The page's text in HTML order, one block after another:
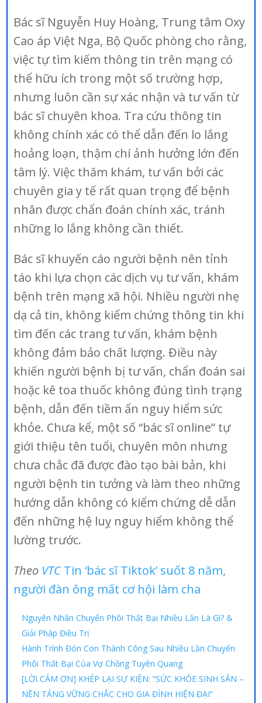
Bác sĩ Nguyễn Huy Hoàng, Trung tâm Oxy
Cao áp Việt Nga, Bộ Quốc phòng cho rằng,
việc tự tìm kiếm thông tin trên mạng có
thể hữu ích trong một số trường hợp,
nhưng luôn cần sự xác nhận và tư vấn từ
bác sĩ chuyên khoa. Tra cứu thông tin
không chính xác có thể dẫn đến lo lắng
hoảng loạn, thậm chí ảnh hưởng lớn đến
tâm lý. Việc thăm khám, tư vấn bởi các
chuyên gia y tế rất quan trọng để bệnh
nhân được chẩn đoán chính xác, tránh
những lo lắng không cần thiết.
Bác sĩ khuyến cáo người bệnh nên tỉnh
táo khi lựa chọn các dịch vụ tư vấn, khám
bệnh trên mạng xã hội. Nhiều người nhẹ
dạ cả tin, không kiểm chứng thông tin khi
tìm đến các trang tư vấn, khám bệnh
không đảm bảo chất lượng. Điều này
khiến người bệnh bị tư vấn, chẩn đoán sai
hoặc kê toa thuốc không đúng tình trạng
bệnh, dẫn đến tiềm ẩn nguy hiểm sức
khỏe. Chưa kể, một số “bác sĩ online” tự
giới thiệu tên tuổi, chuyên môn nhưng
chưa chắc đã được đào tạo bài bản, khi
người bệnh tin tưởng và làm theo những
hướng dẫn không có kiểm chứng dễ dẫn
đến những hệ luỵ nguy hiểm không thể
lường trước.
Theo VTCTin ‘bác sĩ Tiktok’ suốt 8 năm,
người đàn ông mất cơ hội làm cha
Nguyên Nhân Chuyển Phôi Thất Bại Nhiều Lần Là Gì? &
Giải Pháp Điều Trị
Hành Trình Đón Con Thành Công Sau Nhiều Lần Chuyển
Phôi Thất Bại Của Vợ Chồng Tuyên Quang
[LỜI CẢM ƠN] KHÉP LẠI SỰ KIỆN: “SỨC KHỎE SINH SẢN –
NỀN TẢNG VỮNG CHẮC CHO GIA ĐÌNH HIỆN ĐẠI”